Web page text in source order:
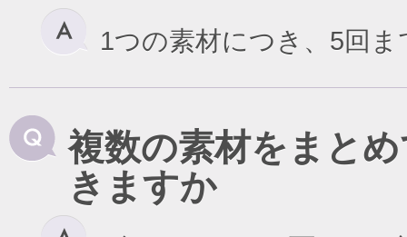
1つの素材につき、5回
複数の素材をまと
きますか